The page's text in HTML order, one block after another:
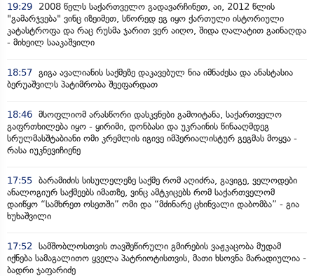
19:29
2008 წელს საქართველო გადავარჩინეთ, აი, 2012 წლის
"გამარჯვება" ვინც იზეიმეთ, სწორედ ეგ იყო ქართული ისტორიული
კატასტროფა და რაც რუსმა ჯარით ვერ აიღო, შიდა ღალატით გაინაღდა
- მიხეილ სააკაშვილი
18:57 გიგა ავალიანის საქმეზე დაკავებულ ნია იმნაძესა და ანასტასია
ბერუაშვილს პატიმრობა შეეფარდათ
18:46 მსოფლიომ არასწორი დასკვნები გამოიტანა, საქართველო
გაფრთხილება იყო - ყირიმი, დონბასი და უკრაინის წინააღმდეგ
სრულმასშტაბიანი ომი კრემლის იგივე იმპერიალისტურ გეგმას მოყვა -
რასა იუკნევიჩიენე
17:55 ბარამიძის სისულელეზე საქმე რომ აღიძრა, გავიგე, ველოდები
ანალოგიურ საქმეებს იმათზე, ვინც ამტკიცებს რომ საქართველომ
დაიწყო “სამხრეთ ოსეთში” ომი და “მძინარე ცხინვალი დაბომბა” - გია
ხუხაშვილი
17:52
სამშობლოსთვის თავშეწირული გმირების ვაჟკაცობა მუდამ
იქნება სამაგალითო ყველა პატრიოტისთვის, მათი ხსოვნა მარადიულია -
ბადრი ჯაფარიძე